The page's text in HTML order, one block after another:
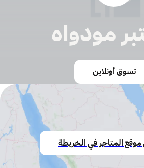
مودواه
تسوق أونلاين
موقع المتاجر في الخريطة